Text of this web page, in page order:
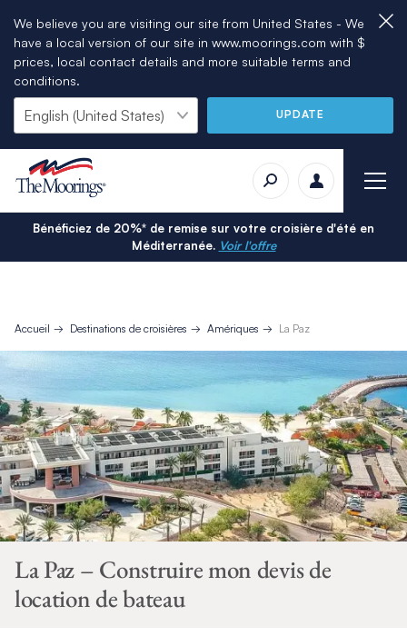
We believe you are visiting our site from United States - We
have a local version of our site in www.moorings.com with $
prices, local contact details and more suitable terms and
conditions.
UPDATE
Bénéficiez de 20%* de remise sur votre croisière d'été en
Méditerranée. Voir l'offre
Accueil Destinations de croisières Amériques La Paz
La Paz – Construire mon devis de
location de bateau